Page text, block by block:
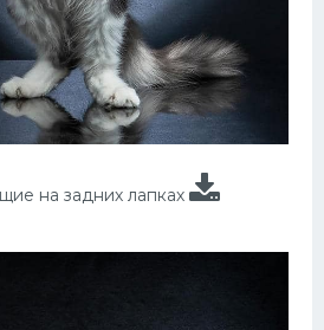
на задних лапках